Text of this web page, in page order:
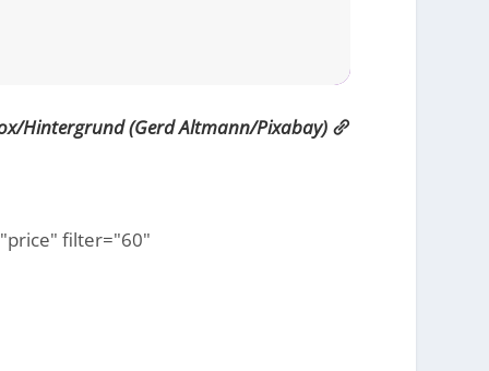
Hintergrund (Gerd Altmann/Pixabay)
filter="60"